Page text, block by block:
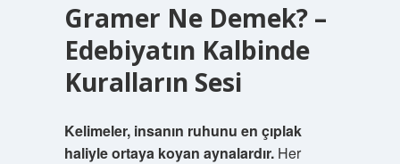
Gramer Ne Demek? –
Edebiyatın Kalbinde
Kuralların Sesi
Kelimeler, insanın ruhunu en çıplak
haliyle ortaya koyan aynalardır.Her